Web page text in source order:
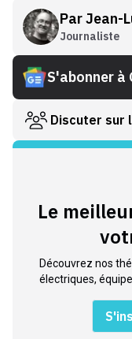
ParJean-
Journaliste
S'abonner à
Discuter sur
Le
Découvrez nos
électriques,